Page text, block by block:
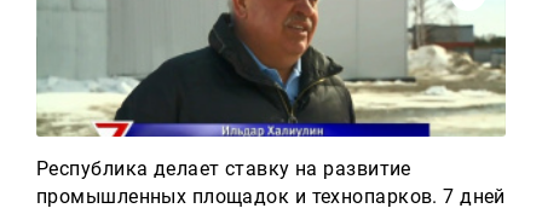
Республика делает ставку на развитие
промышленных площадок и технопарков. 7 дней